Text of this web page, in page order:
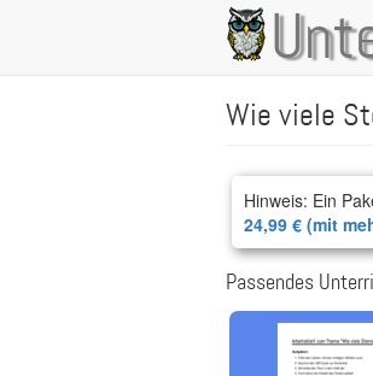
Main
navigation
Wie viele
Hinweis: Ein
24,99 € (mit
Passendes